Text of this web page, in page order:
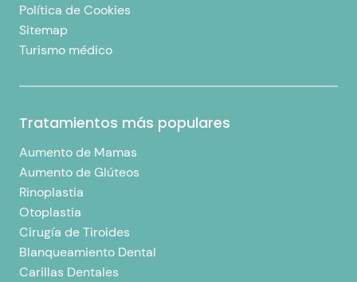
Política de Cookies
Sitemap
Turismo médico
Tratamientos más populares
Aumento de Mamas
Aumento de Glúteos
Rinoplastia
Otoplastia
Cirugía de Tiroides
Blanqueamiento Dental
Carillas Dentales